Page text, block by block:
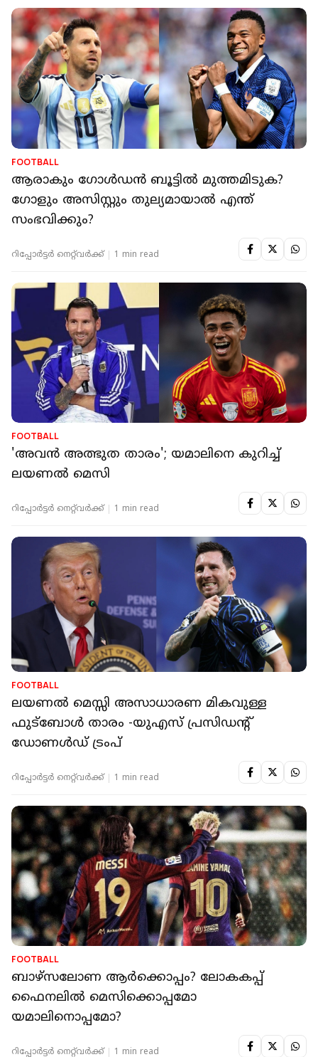
FOOTBALL
ആരാകും ഗോൾഡൻ ബൂട്ടിൽ മുത്തമിടുക?
ഗോളും അസിസ്റ്റും തുല്യമായാൽ എന്ത്
സംഭവിക്കും?
റിപ്പോർട്ടർ നെറ്റ്‌വര്‍ക്ക്‌ 1 min read
FOOTBALL
'അവൻ അത്ഭുത താരം'; യമാലിനെ കുറിച്ച്
ലയണൽ മെസി
റിപ്പോർട്ടർ നെറ്റ്‌വര്‍ക്ക്‌ 1 min read
FOOTBALL
ലയണല്‍ മെസ്സി അസാധാരണ മികവുള്ള
ഫുട്‌ബോള്‍ താരം -യുഎസ് പ്രസിഡന്റ്
ഡോണള്‍ഡ് ട്രംപ്
റിപ്പോർട്ടർ നെറ്റ്‌വര്‍ക്ക്‌ 1 min read
FOOTBALL
ബാഴ്‌സലോണ ആർക്കൊപ്പം? ലോകകപ്പ്
ഫൈനലിൽ മെസിക്കൊപ്പമോ
യമാലിനൊപ്പമോ?
റിപ്പോർട്ടർ നെറ്റ്‌വര്‍ക്ക്‌ 1 min read